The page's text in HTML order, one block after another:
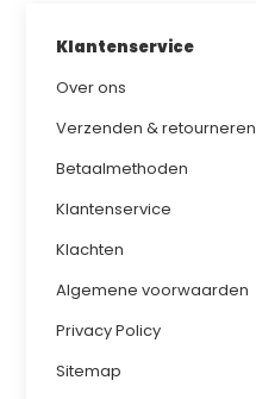
Klantenservice
Over ons
Verzenden & retourneren
Betaalmethoden
Klantenservice
Klachten
Algemene voorwaarden
Privacy Policy
Sitemap